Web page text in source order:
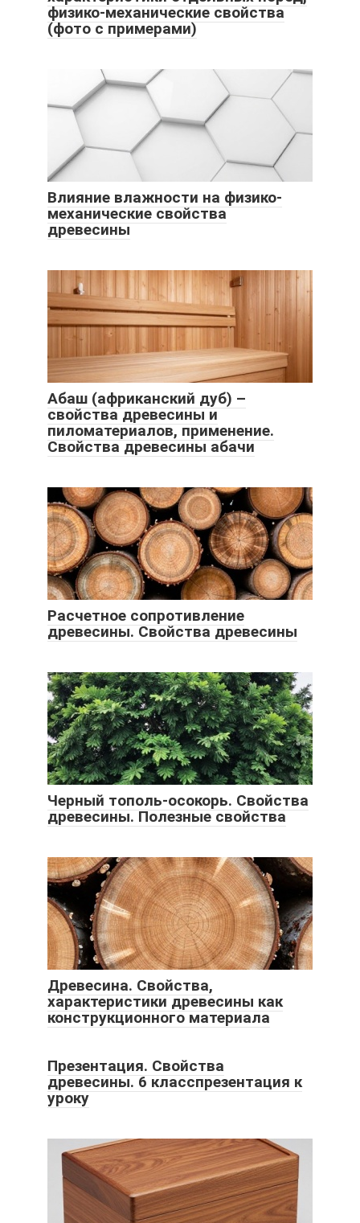
физико-механические свойства
(фото с примерами)
Влияние влажности на физико-
механические свойства
древесины
Абаш (африканский дуб) –
свойства древесины и
пиломатериалов, применение.
Свойства древесины абачи
Расчетное сопротивление
древесины. Свойства древесины
Черный тополь-осокорь. Свойства
древесины. Полезные свойства
Древесина. Свойства,
характеристики древесины как
конструкционного материала
Презентация. Свойства
древесины. 6 класспрезентация к
уроку